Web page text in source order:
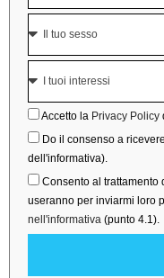
Accetto la Privacy Policy
Do il consenso a
dell'informativa).
Consento al trattamento
useranno per inviarmi loro
nell'informativa (punto 4.1).